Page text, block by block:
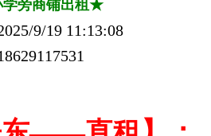
旁商铺出租★
9/19 11:13:08